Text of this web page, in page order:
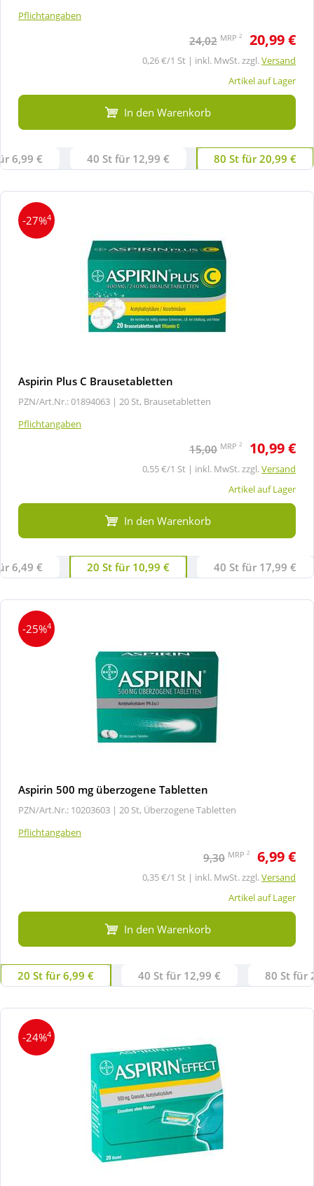
Pflichtangaben
24,02 MRP 2 20,99 €
0,26 €/1 St | inkl. MwSt. zzgl.Versand
Artikel auf Lager
In den Warenkorb
6,99 € 40 St für 12,99 € 80 St für 20,99 €
-27%4
Aspirin Plus C Brausetabletten
PZN/Art.Nr.: 01894063 | 20 St, Brausetabletten
Pflichtangaben
15,00 MRP 2 10,99 €
0,55 €/1 St | inkl. MwSt. zzgl.Versand
Artikel auf Lager
In den Warenkorb
6,49 € 20 St für 10,99 € 40 St für 17,99 €
-25%4
Aspirin 500 mg überzogene Tabletten
PZN/Art.Nr.: 10203603 | 20 St, Überzogene Tabletten
Pflichtangaben
9,30 MRP 2 6,99 €
0,35 €/1 St | inkl. MwSt. zzgl.Versand
Artikel auf Lager
In den Warenkorb
20 St für 6,99 € 40 St für 12,99 € 80 St für
-24%4